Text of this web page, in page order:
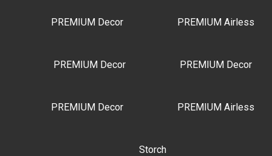
PREMIUM Decor PREMIUM Airless
PREMIUM Decor PREMIUM Decor
PREMIUM Decor PREMIUM Airless
Storch